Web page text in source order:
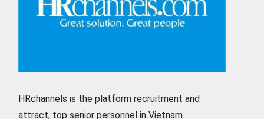
HRchannels is the platform recruitment and
attract, top senior personnel in Vietnam.